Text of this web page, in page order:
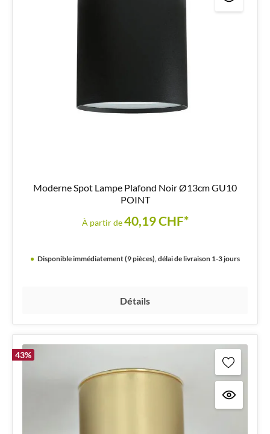
Moderne Spot Lampe Plafond Noir Ø13cm GU10
POINT
À partir de40,19 CHF*
Disponible immédiatement (9 pièces), délai de livraison 1-3 jours
Détails
43%